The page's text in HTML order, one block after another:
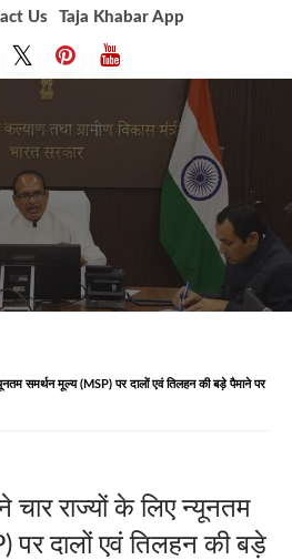
Us Taja Khabar App
समर्थन मूल्य (MSP) पर दालों एवं तिलहन की बड़े पैमाने पर
चार राज्यों के लिए न्यूनतम
पर दालों एवं तिलहन की बड़े